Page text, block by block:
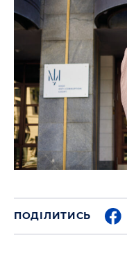
ПОДІЛИТИСЬ